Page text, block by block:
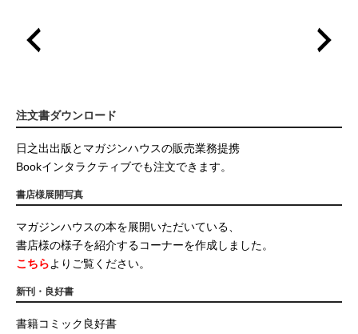
注文書ダウンロード
日之出出版とマガジンハウスの販売業務提携
Bookインタラクティブでも注文できます。
書店様展開写真
マガジンハウスの本を展開いただいている、
書店様の様子を紹介するコーナーを作成しました。
こちらよりご覧ください。
新刊・良好書
書籍コミック良好書